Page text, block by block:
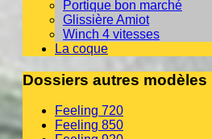
Portique bon marché
Glissière Amiot
Winch 4 vitesses
La coque
Dossiers autres modèles
Feeling 720
Feeling 850